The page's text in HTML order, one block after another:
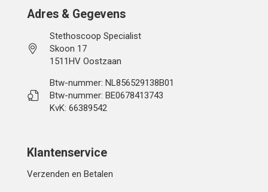
Adres & Gegevens
Stethoscoop Specialist
Skoon 17
1511HV Oostzaan
Btw-nummer: NL856529138B01
Btw-nummer: BE0678413743
KvK: 66389542
Klantenservice
Verzenden en Betalen